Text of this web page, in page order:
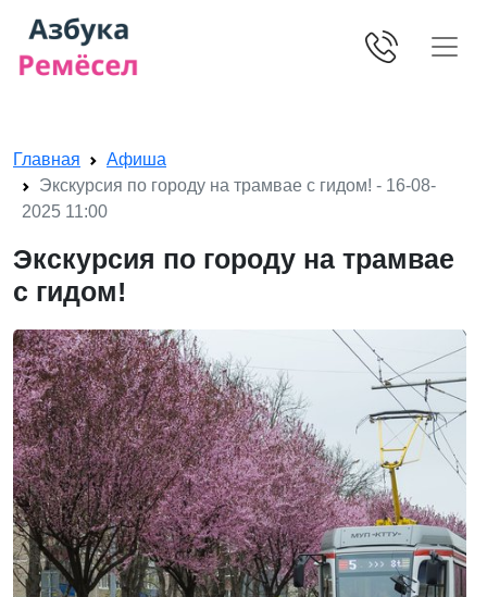
Главная
Афиша
Экскурсия по городу на трамвае с гидом! - 16-08-
2025 11:00
Экскурсия по городу на трамвае
с гидом!